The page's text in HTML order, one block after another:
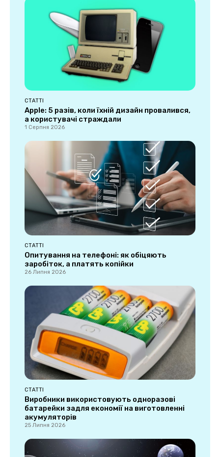
СТАТТІ
Apple: 5 разів, коли їхній дизайн провалився,
а користувачі страждали
1 Серпня 2026
СТАТТІ
Опитування на телефоні: як обіцяють
заробіток, а платять копійки
26 Липня 2026
СТАТТІ
Виробники використовують одноразові
батарейки задля економії на виготовленні
акумуляторів
25 Липня 2026